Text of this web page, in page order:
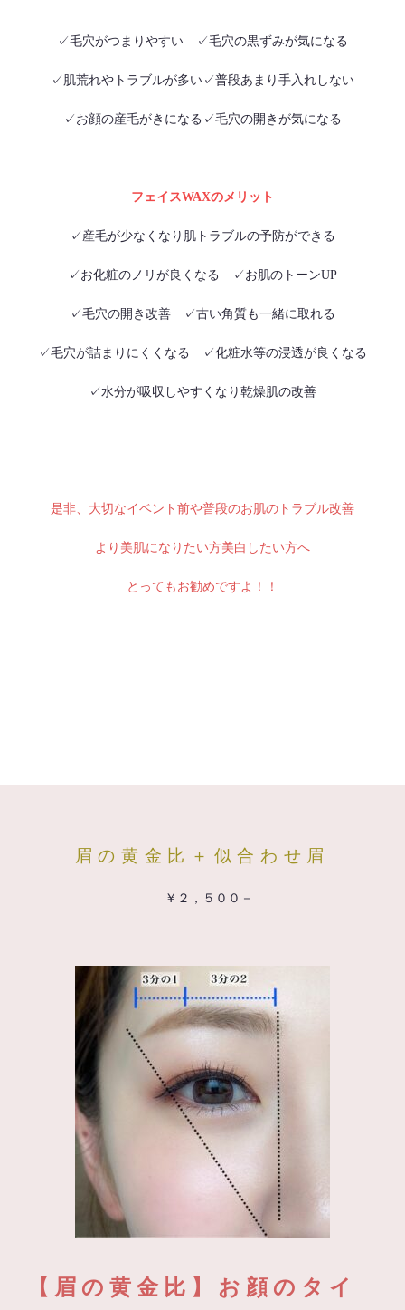
✓毛穴がつまりやすい ✓毛穴の黒ずみが気になる
✓肌荒れやトラブルが多い✓普段あまり手入れしない
✓お顔の産毛がきになる✓毛穴の開きが気になる
フェイスWAXのメリット
✓産毛が少なくなり肌トラブルの予防ができる
✓お化粧のノリが良くなる ✓お肌のトーンUP
✓毛穴の開き改善 ✓古い角質も一緒に取れる
✓毛穴が詰まりにくくなる ✓化粧水等の浸透が良くなる
✓水分が吸収しやすくなり乾燥肌の改善
是非、大切なイベント前や普段のお肌のトラブル改善
より美肌になりたい方美白したい方へ
とってもお勧めですよ！！
眉の黄金比＋似合わせ眉
￥２，５００－
【眉の黄金比】お顔のタイ